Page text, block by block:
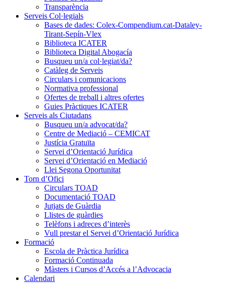
Transparència
Serveis Col·legials
Bases de dades: Colex-Compendium.cat-Dataley-
Tirant-Sepín-Vlex
Biblioteca ICATER
Biblioteca Digital Abogacía
Busqueu un/a col·legiat/da?
Catàleg de Serveis
Circulars i comunicacions
Normativa professional
Ofertes de treball i altres ofertes
Guies Pràctiques ICATER
Serveis als Ciutadans
Busqueu un/a advocat/da?
Centre de Mediació – CEMICAT
Justícia Gratuïta
Servei d’Orientació Jurídica
Servei d’Orientació en Mediació
Llei Segona Oportunitat
Torn d’Ofici
Circulars TOAD
Documentació TOAD
Jutjats de Guàrdia
Llistes de guàrdies
Telèfons i adreces d’interès
Vull prestar el Servei d’Orientació Jurídica
Formació
Escola de Pràctica Jurídica
Formació Continuada
Màsters i Cursos d’Accés a l’Advocacia
Calendari